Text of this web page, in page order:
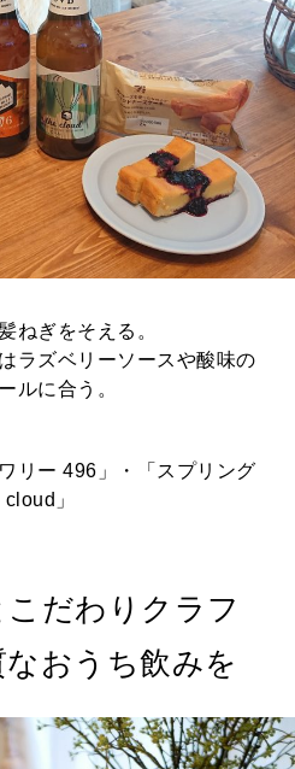
ねぎをそえる。
ラズベリーソースや酸味の
ルに合う。
リー 496」・「スプリング
」
だわりクラフ
なおうち飲みを